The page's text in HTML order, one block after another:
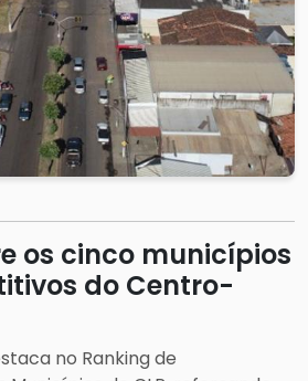
os cinco municípios
do Centro-
no Ranking de